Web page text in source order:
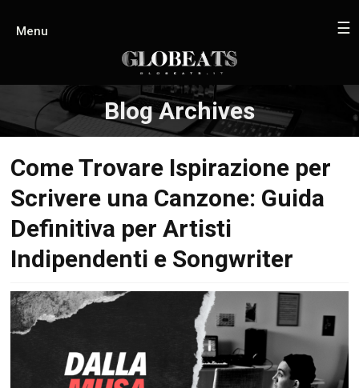
Menu ☰
Blog Archives
Come Trovare Ispirazione per
Scrivere una Canzone: Guida
Definitiva per Artisti
Indipendenti e Songwriter